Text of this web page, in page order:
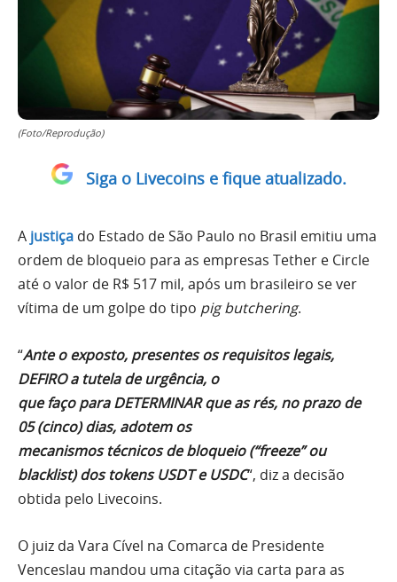
(Foto/Reprodução)
Siga o Livecoins e fique atualizado.
A justiça do Estado de São Paulo no Brasil emitiu uma
ordem de bloqueio para as empresas Tether e Circle
até o valor de R$ 517 mil, após um brasileiro se ver
vítima de um golpe do tipo pig butchering.
“Ante o exposto, presentes os requisitos legais,
DEFIRO a tutela de urgência, o
que faço para DETERMINAR que as rés, no prazo de
05 (cinco) dias, adotem os
mecanismos técnicos de bloqueio (“freeze” ou
blacklist) dos tokens USDT e USDC“, diz a decisão
obtida pelo Livecoins.
O juiz da Vara Cível na Comarca de Presidente
Venceslau mandou uma citação via carta para as